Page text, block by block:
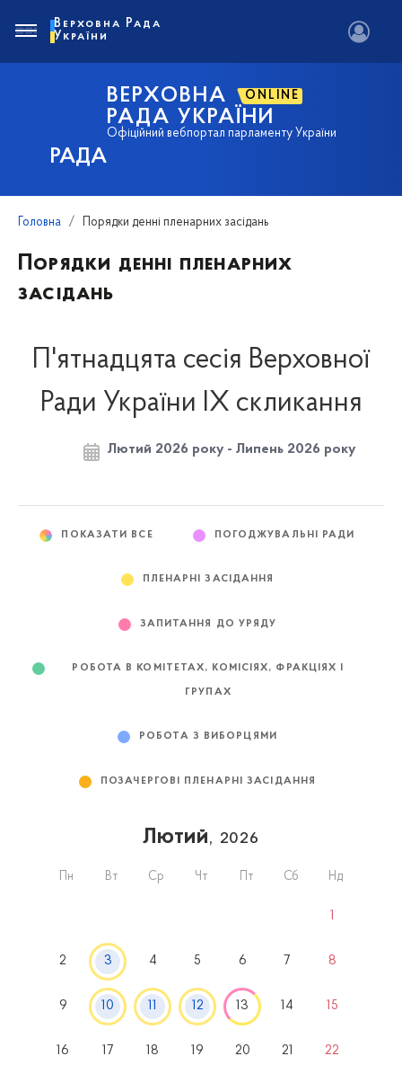
РАДА
ВЕРХОВНА ONLINE
РАДА УКРАЇНИ
Офіційний вебпортал парламенту України
Верховна Рада
України
Головна Порядки денні пленарних засідань
Порядки денні пленарних
засідань
П'ятнадцята сесія Верховної
Ради України IX скликання
Лютий 2026 року - Липень 2026 року
ПОКАЗАТИ ВСЕ ПОГОДЖУВАЛЬНІ РАДИ
ПЛЕНАРНІ ЗАСІДАННЯ
ЗАПИТАННЯ ДО УРЯДУ
РОБОТА В КОМІТЕТАХ, КОМІСІЯХ, ФРАКЦІЯХ І
ГРУПАХ
РОБОТА З ВИБОРЦЯМИ
ПОЗАЧЕРГОВІ ПЛЕНАРНІ ЗАСІДАННЯ
Лютий, 2026
Пн Вт Ср Чт Пт Сб Нд
1
2 3 4 5 6 7 8
9 10 11 12 13 14 15
16 17 18 19 20 21 22